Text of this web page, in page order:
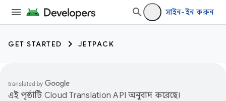
সাইন-ইন করুন
GET STARTED JETPACK
এই পৃষ্ঠাটি Cloud Translation API অনুবাদ করেছে।